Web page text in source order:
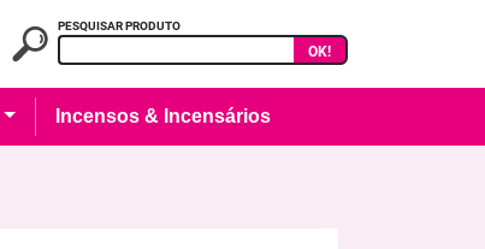
PESQUISAR PRODUTO
OK!
Incensos & Incensários